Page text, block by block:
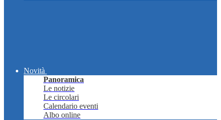
Novità
Panoramica
Le notizie
Le circolari
Calendario eventi
Albo online